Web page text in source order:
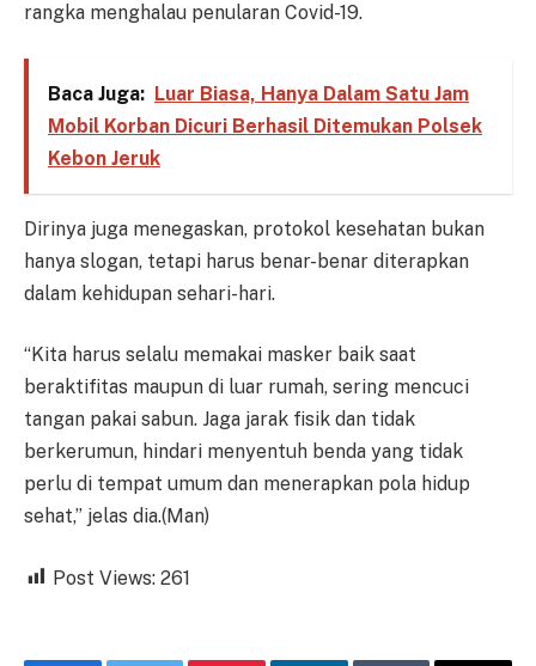
rangka menghalau penularan Covid-19.
Baca Juga: Luar Biasa, Hanya Dalam Satu Jam
Mobil Korban Dicuri Berhasil Ditemukan Polsek
Kebon Jeruk
Dirinya juga menegaskan, protokol kesehatan bukan
hanya slogan, tetapi harus benar-benar diterapkan
dalam kehidupan sehari-hari.
“Kita harus selalu memakai masker baik saat
beraktifitas maupun di luar rumah, sering mencuci
tangan pakai sabun. Jaga jarak fisik dan tidak
berkerumun, hindari menyentuh benda yang tidak
perlu di tempat umum dan menerapkan pola hidup
sehat,” jelas dia.(Man)
Post Views: 261